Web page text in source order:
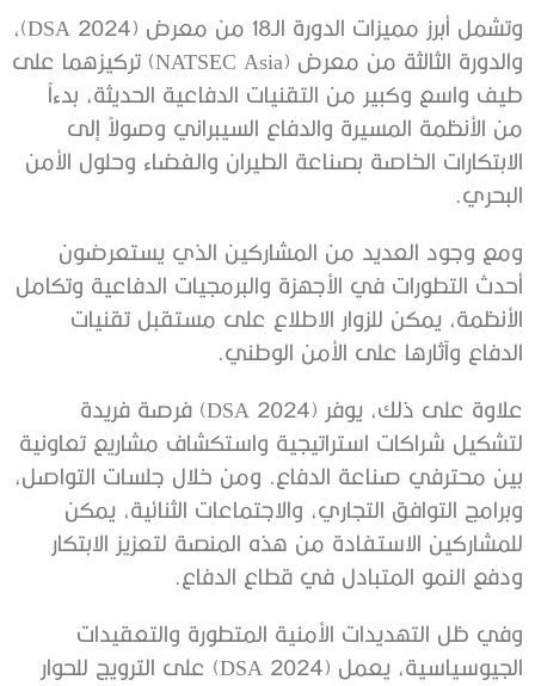
وتشمل أبرز مميزات الدورة الـ18 من معرض (DSA 2024)،
والدورة الثالثة من معرض (NATSEC Asia) تركيزهما على
طيف واسع وكبير من التقنيات الدفاعية الحديثة، بدءاً
من الأنظمة المسيرة والدفاع السيبراني وصولاً إلى
الابتكارات الخاصة بصناعة الطيران والفضاء وحلول الأمن
البحري.
ومع وجود العديد من المشاركين الذي يستعرضون
أحدث التطورات في الأجهزة والبرمجيات الدفاعية وتكامل
الأنظمة، يمكن للزوار الاطلاع على مستقبل تقنيات
الدفاع وآثارها على الأمن الوطني.
علاوة على ذلك، يوفر (DSA 2024) فرصة فريدة
لتشكيل شراكات استراتيجية واستكشاف مشاريع تعاونية
بين محترفي صناعة الدفاع. ومن خلال جلسات التواصل،
وبرامج التوافق التجاري، والاجتماعات الثنائية، يمكن
للمشاركين الاستفادة من هذه المنصة لتعزيز الابتكار
ودفع النمو المتبادل في قطاع الدفاع.
وفي ظل التهديدات الأمنية المتطورة والتعقيدات
الجيوسياسية، يعمل (DSA 2024) على الترويج للحوار